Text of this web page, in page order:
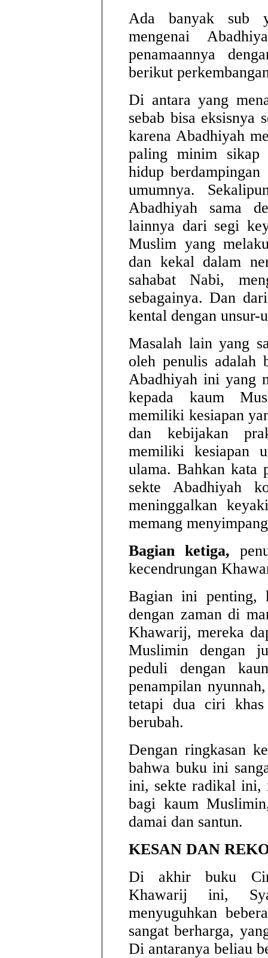
Ada banyak sub
mengenai
penamaannya
berikut
Di antara yang
sebab bisa eksisnya
karena Abadhiyah
paling minim sikap
hidup
umumnya.
Abadhiyah sama
lainnya dari segi
Muslim yang
dan kekal dalam
sahabat Nabi,
sebagainya. Dan
kental dengan
Masalah lain yang
oleh penulis adalah
Abadhiyah ini yang
kepada kaum
memiliki kesiapan
dan kebijakan
memiliki kesiapan
ulama. Bahkan kata
sekte Abadhiyah
meninggalkan
memang
Bagian ketiga,
kecendrungan
Bagian ini penting,
dengan zaman di
Khawarij, mereka
Muslimin dengan
peduli dengan
penampilan
tetapi dua ciri khas
berubah.
Dengan ringkasan
bahwa buku ini
ini, sekte radikal ini,
bagi kaum
damai dan santun.
KESAN DAN
Di akhir buku
Khawarij ini,
menyuguhkan
sangat berharga,
Di antaranya beliau